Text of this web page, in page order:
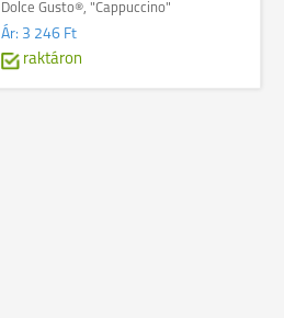
Dolce Gusto®, "Cappuccino"
Ár: 3 246 Ft
raktáron